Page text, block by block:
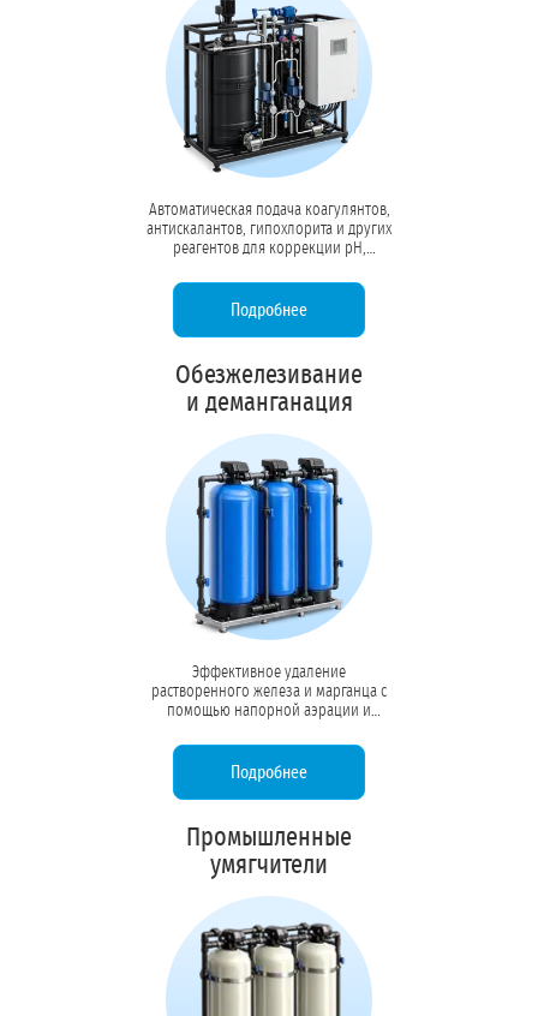
Автоматическая подача коагулянтов,
антискалантов, гипохлорита и других
реагентов для коррекции pH,
обеззараживания. Точный контроль
дозировки насосами-дозаторами.
Подробнее
Обезжелезивание
и деманганация
Эффективное удаление
растворенного железа и марганца с
помощью напорной аэрации и
трубопроводы, теплообменники и
продукцию от ржавчины и
Подробнее
Промышленные
умягчители